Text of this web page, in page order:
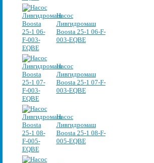
Насос
Ливгидромаш
Boosta 25-1 06-F-
003-EQBE
Насос
Ливгидромаш
Boosta 25-1 07-F-
003-EQBE
Насос
Ливгидромаш
Boosta 25-1 08-F-
005-EQBE